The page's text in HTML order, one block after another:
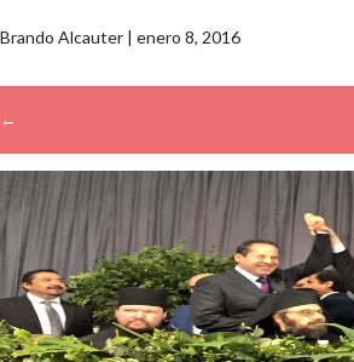
Brando Alcauter | enero 8, 2016
←
→